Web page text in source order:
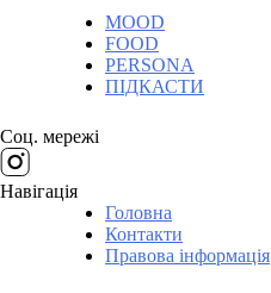
MOOD
FOOD
PERSONA
ПІДКАСТИ
Соц. мережі
Навігація
Головна
Контакти
Правова інформація